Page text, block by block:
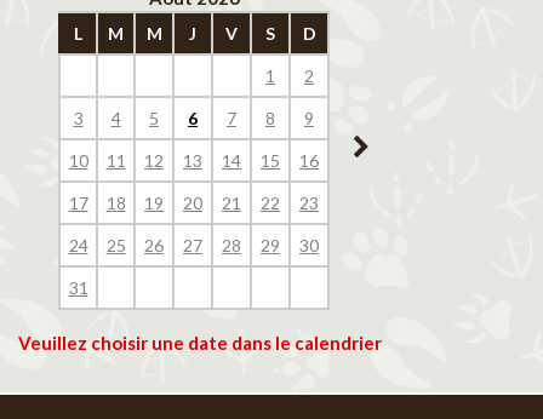
L M M J V S D
1 2
3 4 5 6 7 8 9
10 11 12 13 14 15 16
17 18 19 20 21 22 23
24 25 26 27 28 29 30
31
14
Veuillez choisir une date dans le calendrier